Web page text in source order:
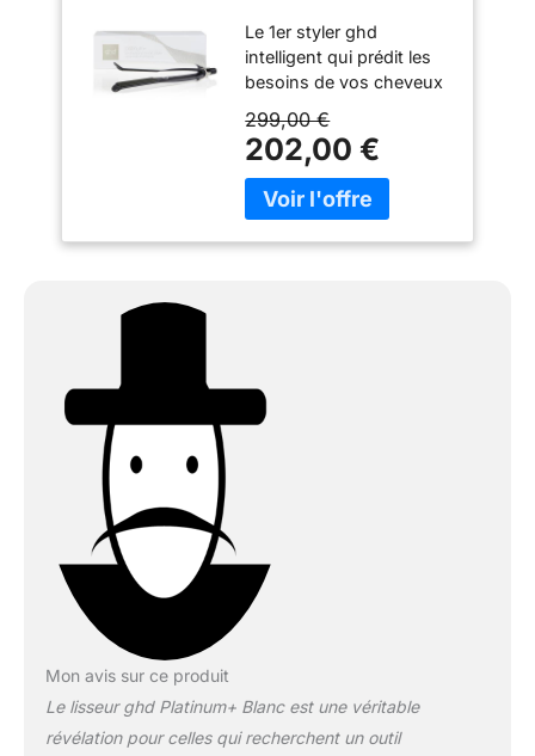
lisser professionnel
Le 1er styler ghd
intelligent qui prédit les
besoins de vos cheveux
exceptionnels et des
cheveux visiblement plus
sains en un seul passage
Technologie unique
précision avec
revêtement ultra gloss
qu'un simple fer à lisser,
son design unique vous
299,00 €
202,00 €
Mon avis sur ce produit
Le lisseur ghd Platinum+ Blanc est une véritable
révélation pour celles qui recherchent un outil